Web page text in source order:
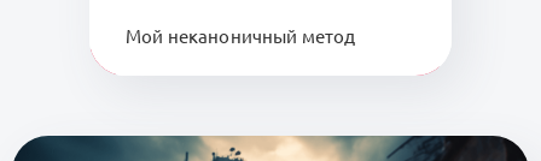
Мой неканоничный метод